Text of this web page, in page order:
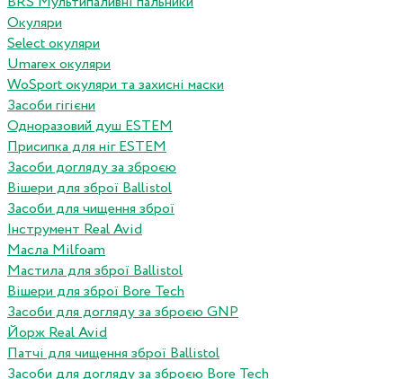
Окуляри
Select окуляри
Umarex окуляри
WoSport окуляри та захисні маски
Засоби гігієни
Одноразовий душ ESTEM
Присипка для ніг ESTEM
Засоби догляду за зброєю
Вішери для зброї Ballistol
Засоби для чищення зброї
Інструмент Real Avid
Масла Milfoam
Мастила для зброї Ballistol
Вішери для зброї Bore Tech
Засоби для догляду за зброєю GNP
Йорж Real Avid
Патчі для чищення зброї Ballistol
Засоби для догляду за зброєю Bore Tech